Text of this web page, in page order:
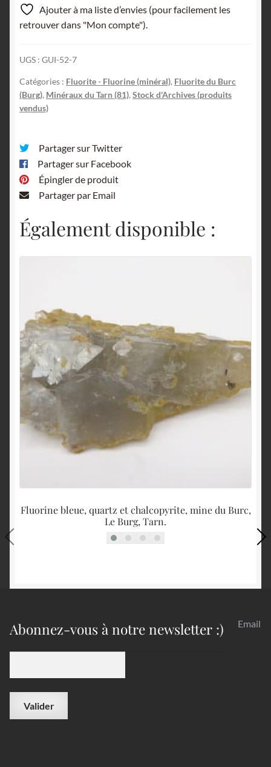
Ajouter à ma liste d’envies (pour facilement les
retrouver dans "Mon compte").
UGS : GUI-52-7
Catégories : Fluorite - Fluorine (minéral), Fluorite du Burc
(Burg), Minéraux du Tarn (81), Stock d'Archives (produits
vendus)
Partager sur Twitter
Partager sur Facebook
Épingler de produit
Partager par Email
Également disponible :
Fluorine bleue, quartz et chalcopyrite, mine du Burc,
Le Burg, Tarn.
Abonnez-vous à notre newsletter :) Email